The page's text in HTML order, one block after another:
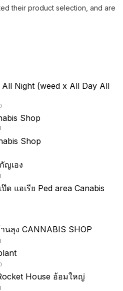
their product selection, and are
Night (weed x All Day All
Shop
Shop
ญเอง
แอเรีย Ped area Canabis
นลุง CANNABIS SHOP
House อ้อมใหญ่